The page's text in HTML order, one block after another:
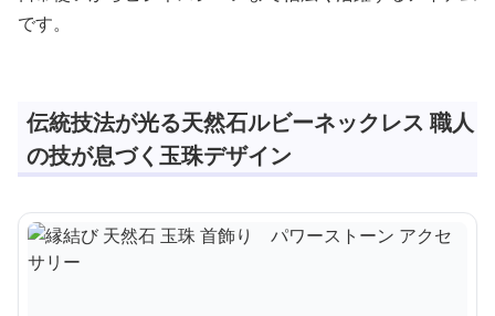
です。
伝統技法が光る天然石ルビーネックレス 職人
の技が息づく玉珠デザイン